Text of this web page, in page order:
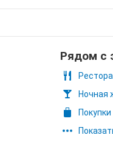
Рядом с
Ночная
Покупки